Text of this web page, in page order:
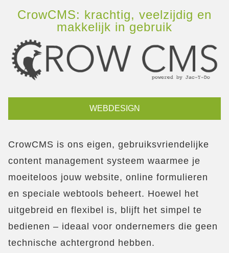
CrowCMS: krachtig, veelzijdig en
makkelijk in gebruik
WEBDESIGN
CrowCMS is ons eigen, gebruiksvriendelijke
content management systeem waarmee je
moeiteloos jouw website, online formulieren
en speciale webtools beheert. Hoewel het
uitgebreid en flexibel is, blijft het simpel te
bedienen – ideaal voor ondernemers die geen
technische achtergrond hebben.